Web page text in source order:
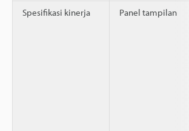
Spesifikasi kinerja Panel tampilan